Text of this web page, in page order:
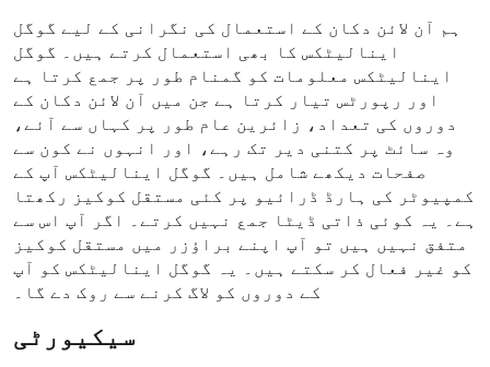
ہم آن لائن دکان کے استعمال کی نگرانی کے لیے گوگل
اینالیٹکس کا بھی استعمال کرتے ہیں۔ گوگل
اینالیٹکس معلومات کو گمنام طور پر جمع کرتا ہے
اور رپورٹس تیار کرتا ہے جن میں آن لائن دکان کے
دوروں کی تعداد، زائرین عام طور پر کہاں سے آئے،
وہ سائٹ پر کتنی دیر تک رہے، اور انہوں نے کون سے
صفحات دیکھے شامل ہیں۔ گوگل اینالیٹکس آپ کے
کمپیوٹر کی ہارڈ ڈرائیو پر کئی مستقل کوکیز رکھتا
ہے۔ یہ کوئی ذاتی ڈیٹا جمع نہیں کرتے۔ اگر آپ اس سے
متفق نہیں ہیں تو آپ اپنے براؤزر میں مستقل کوکیز
کو غیر فعال کر سکتے ہیں۔ یہ گوگل اینالیٹکس کو آپ
کے دوروں کو لاگ کرنے سے روک دے گا۔
سیکیورٹی